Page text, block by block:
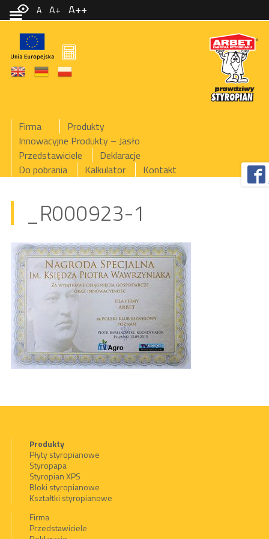
Firma
Produkty
Innowacyjne Produkty – Jasło
Przedstawiciele
Deklaracje
Do pobrania
Kalkulator Kontakt
_R000923-1
Produkty
Płyty styropianowe
Styropapa
Styropian XPS
Bloki styropianowe
Kształtki styropianowe
Firma
Przedstawiciele
A A+ A++